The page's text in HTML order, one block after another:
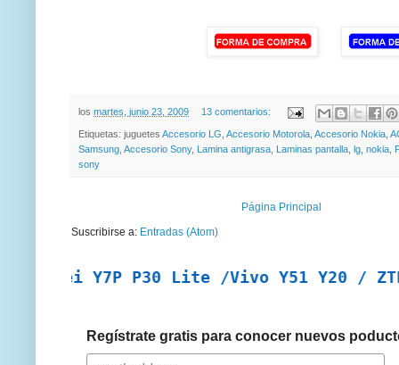
los martes, junio 23, 2009 13 comentarios:
Etiquetas: juguetes Accesorio LG Accesorio Motorola Accesorio Nokia
Samsung Accesorio Sony, Lamina antigrasa Laminas pantalla lg nokia
sony
Página Principal
Suscribirse a: Entradas (Atom)
Y7P P30 Lite /Vivo Y51 Y20 / ZTE A7
Regístrate gratis para conocer nuevos